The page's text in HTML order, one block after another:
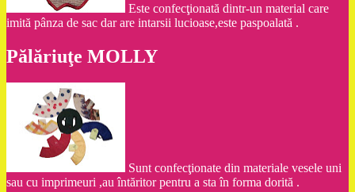
Este confecţionată dintr-un material care
imită pânza de sac dar are intarsii lucioase,este paspoalată .
Pălăriuţe MOLLY
Sunt confecţionate din materiale vesele uni
sau cu imprimeuri ,au întăritor pentru a sta în forma dorită .